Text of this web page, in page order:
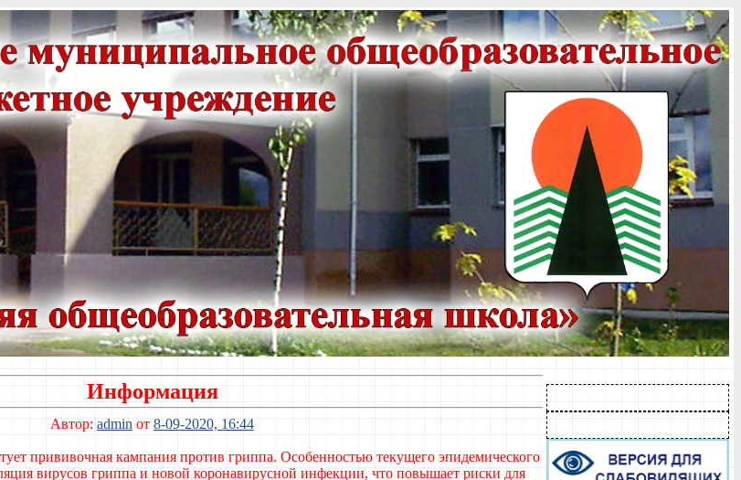
Информация
Автор: admin от 8-09-2020, 16:44
кампания против гриппа. Особенностью текущего эпидемического
вирусов гриппа и новой коронавирусной инфекции, что повышает риски для